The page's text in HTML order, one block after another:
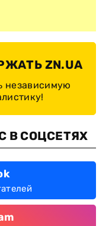
ZN.UA
независимую
В СОЦСЕТЯХ